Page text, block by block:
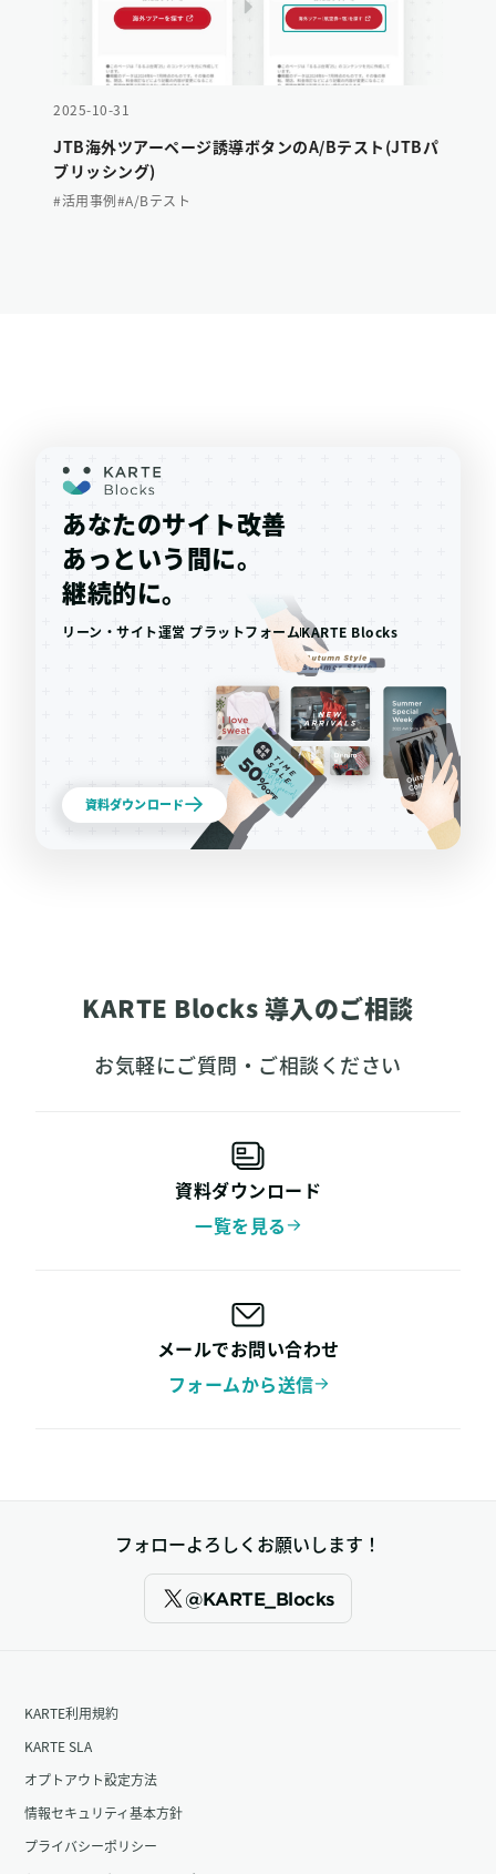
2025-10-31
JTB海外ツアーページ誘導ボタンのA/Bテスト(JTBパ
ブリッシング)
#活用事例#A/Bテスト
あなたのサイト改善
あっという間に。
継続的に。
リーン・サイト運営 プラットフォームKARTE Blocks
資料ダウンロード
KARTE Blocks 導入のご相談
お気軽にご質問・ご相談ください
資料ダウンロード
一覧を見る
メールでお問い合わせ
フォームから送信
フォローよろしくお願いします！
@KARTE_Blocks
KARTE利用規約
KARTE SLA
オプトアウト設定方法
情報セキュリティ基本方針
プライバシーポリシー